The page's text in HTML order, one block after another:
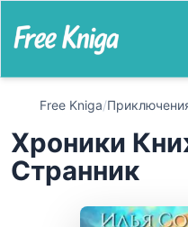
Free Kniga/
Хроники
Странник